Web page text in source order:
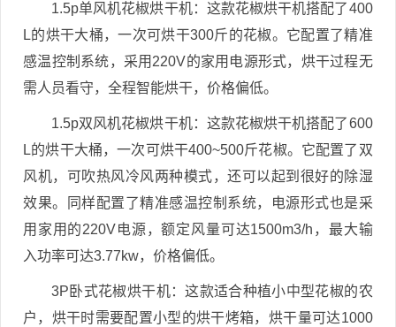
1.5p单风机花椒烘干机：这款花椒烘干机搭配了400
L的烘干大桶，一次可烘干300斤的花椒。它配置了精准
感温控制系统，采用220V的家用电源形式，烘干过程无
需人员看守，全程智能烘干，价格偏低。
1.5p双风机花椒烘干机：这款花椒烘干机搭配了600
L的烘干大桶，一次可烘干400~500斤花椒。它配置了双
风机，可吹热风冷风两种模式，还可以起到很好的除湿
效果。同样配置了精准感温控制系统，电源形式也是采
用家用的220V电源，额定风量可达1500m3/h，最大输
入功率可达3.77kw，价格偏低。
3P卧式花椒烘干机：这款适合种植小中型花椒的农
户，烘干时需要配置小型的烘干烤箱，烘干量可达1000